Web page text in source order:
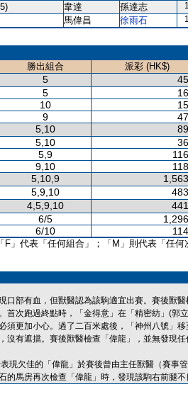
韋達 孫達志
馬偉昌 徐雨石
勝出組合
派彩 (HK$)
5
5
10
9
5,10
5,10
5,9
9,10
5,10,9
5,9,10
4,5,9,10
6/5
6/10
F」代表「任何組合」；「M」則代表「任何
口部有血，但獸醫認為該駒適宜出賽。賽後獸
首次跑過終點時，「金得意」在「精密紡」(郭
須更加小心。過了二百米處後，「神州八號」
沒有遮擋。賽後獸醫檢查「偉龍」，並無發現
現欠佳的「偉龍」於賽後曾由主任獸醫（賽事
的馬房再次檢查「偉龍」時，發現該駒右前腿